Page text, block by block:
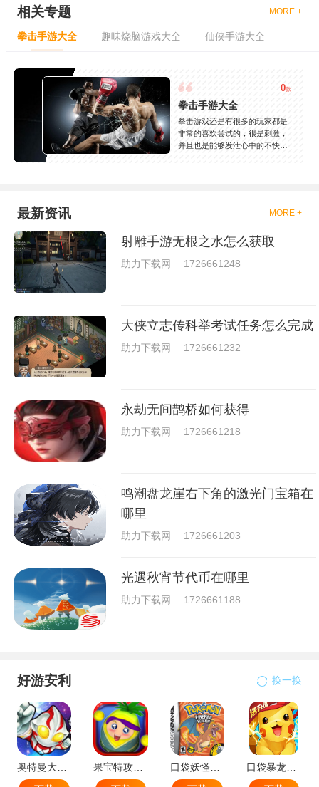
相关专题 MORE +
拳击手游大全 趣味烧脑游戏大全 仙侠手游大全
0款
拳击手游大全
拳击游戏还是有很多的玩家都是
非常的喜欢尝试的，很是刺激，
并且也是能够发泄心中的不快
够去进行体验的，我们也是能够
就是收集了一些有意思的拳击游
最新资讯 MORE +
射雕手游无根之水怎么获取
助力下载网 1726661248
大侠立志传科举考试任务怎么完成
助力下载网 1726661232
永劫无间鹊桥如何获得
助力下载网 1726661218
鸣潮盘龙崖右下角的激光门宝箱在
哪里
助力下载网 1726661203
光遇秋宵节代币在哪里
助力下载网 1726661188
好游安利 换一换
奥特曼大战小怪兽